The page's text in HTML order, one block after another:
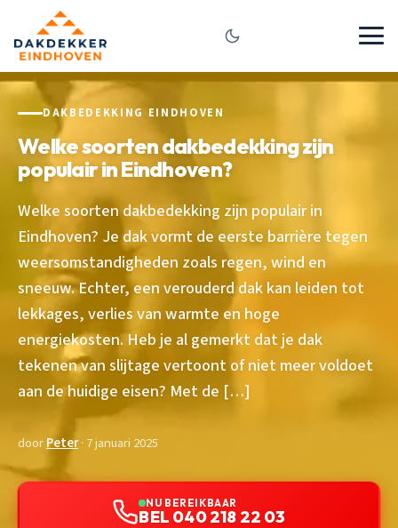
DAKBEDEKKING EINDHOVEN
Welke soorten dakbedekking zijn
populair in Eindhoven?
Welke soorten dakbedekking zijn populair in
Eindhoven? Je dak vormt de eerste barrière tegen
weersomstandigheden zoals regen, wind en
sneeuw. Echter, een verouderd dak kan leiden tot
lekkages, verlies van warmte en hoge
energiekosten. Heb je al gemerkt dat je dak
tekenen van slijtage vertoont of niet meer voldoet
aan de huidige eisen? Met de […]
doorPeter· 7 januari 2025
NU BEREIKBAAR
BEL 040 218 22 03